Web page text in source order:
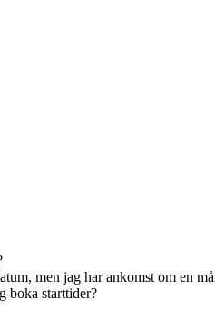
men jag har ankomst om en
boka starttider?